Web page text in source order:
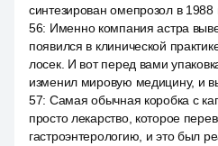
синтезирован омепрозол в 1988
56: Именно компания астра
появился в клинической
лосек. И вот перед вами
изменил мировую медицину, и
57: Самая обычная коробка с
просто лекарство, которое
гастроэнтерологию, и это был